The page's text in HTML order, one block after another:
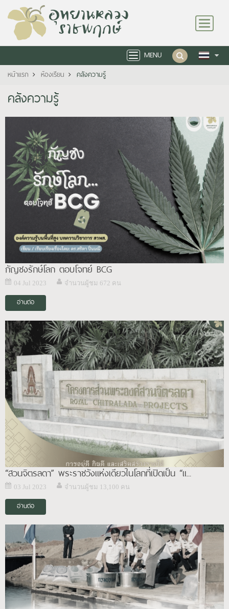
Toggle
navigation
MENU
Toggle
navigation
หน้าแรก ห้องเรียน คลังความรู้
คลังความรู้
กัญชงรักษ์โลก ตอบโจทย์ BCG
04 Jul 2023 จำนวนผู้ชม 672 คน
อ่านต่อ
“สวนจิตรลดา” พระราชวังแห่งเดียวในโลกที่เปิดเป็น “แ...
03 Jul 2023 จำนวนผู้ชม 13,100 คน
อ่านต่อ